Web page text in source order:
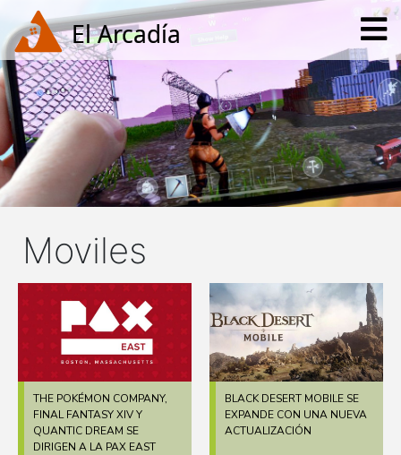
Moviles
THE POKÉMON COMPANY,
FINAL FANTASY XIV Y
QUANTIC DREAM SE
DIRIGEN A LA PAX EAST
BLACK DESERT MOBILE SE
EXPANDE CON UNA NUEVA
ACTUALIZACIÓN